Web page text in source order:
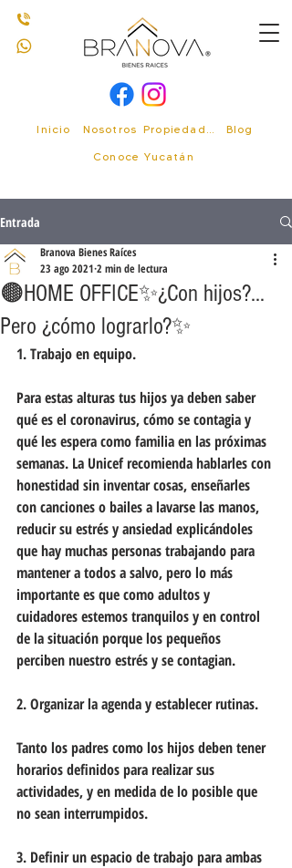
Inicio Nosotros
Blog
Conoce Yucatán
Entrada
🟤HOME OFFICE✨¿Con hijos?…
Pero ¿cómo lograrlo?✨
Branova Bienes Raíces
23 ago 2021 2 min de lectura
1. Trabajo en equipo.
Para estas alturas tus hijos ya deben saber
qué es el coronavirus, cómo se contagia y
qué les espera como familia en las próximas
semanas. La Unicef recomienda hablarles con
honestidad sin inventar cosas, enseñarles
con canciones o bailes a lavarse las manos,
reducir su estrés y ansiedad explicándoles
que hay muchas personas trabajando para
mantener a todos a salvo, pero lo más
importante es que como adultos y
cuidadores estemos tranquilos y en control
de la situación porque los pequeños
perciben nuestro estrés y se contagian.
2. Organizar la agenda y establecer rutinas.
Tanto los padres como los hijos deben tener
horarios definidos para realizar sus
actividades, y en medida de lo posible que
no sean interrumpidos.
3. Definir un espacio de trabajo para ambas